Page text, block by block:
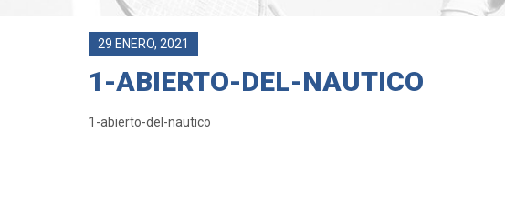
29 ENERO, 2021
1-ABIERTO-DEL-NAUTICO
1-abierto-del-nautico